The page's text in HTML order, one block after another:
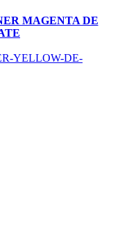
MAGENTA DE